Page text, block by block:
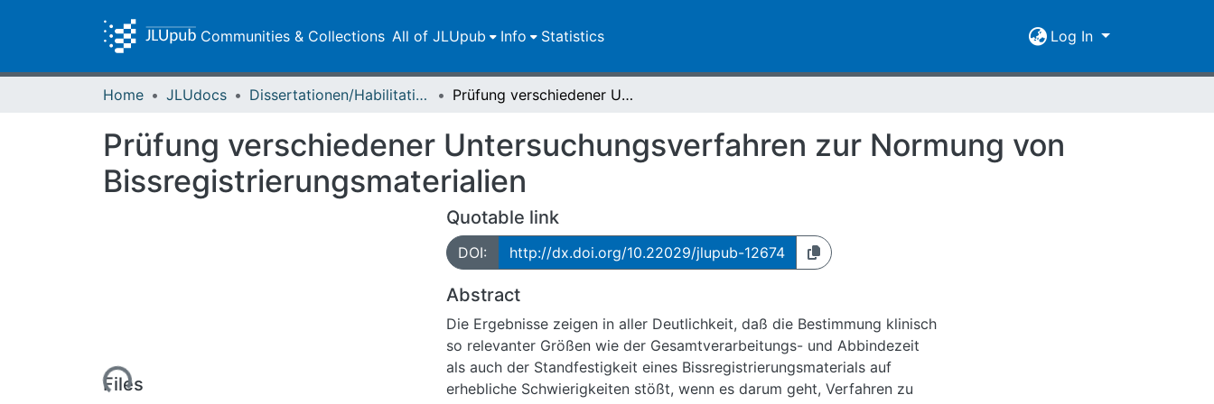
Communities & Collections All of JLUpub Info Statistics Log In
Home JLUdocs Dissertationen/Habilitationen Prüfung verschiedener Untersuchungsverfahren zur Normung von Bissregistrierungsmaterialien
Prüfung verschiedener Untersuchungsverfahren zur Normung von
Bissregistrierungsmaterialien
Loading...
Files
Quotable link
DOI: http://dx.doi.org/10.22029/jlupub-12674
Abstract
Die Ergebnisse zeigen in aller Deutlichkeit, daß die Bestimmung klinisch
so relevanter Größen wie der Gesamtverarbeitungs- und Abbindezeit
als auch der Standfestigkeit eines Bissregistrierungsmaterials auf
erhebliche Schwierigkeiten stößt, wenn es darum geht, Verfahren zu